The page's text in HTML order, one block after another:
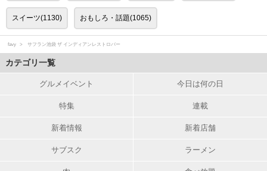
スイーツ(1130) おもしろ・話題(1065)
favy サフラン池袋 ザ インディアンレストロバー
カテゴリ一覧
グルメイベント 今日は何の日
特集 連載
新着情報 新着店舗
サブスク ラーメン